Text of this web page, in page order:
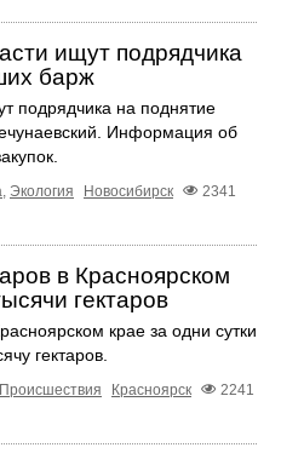
ищут подрядчика
барж
подрядчика на поднятие
Информация об
Экология Новосибирск
2341
в Красноярском
гектаров
крае за одни сутки
гектаров.
Происшествия Красноярск
2241